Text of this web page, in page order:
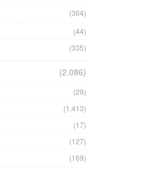
(364)
(44)
(335)
(2.086)
(29)
(1.413)
(17)
(127)
(169)